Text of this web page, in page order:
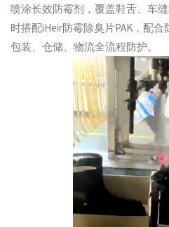
喷涂长效防霉剂，覆盖鞋舌、车
时搭配iHeir防霉除臭片PAK，配合
包装、仓储、物流全流程防护。